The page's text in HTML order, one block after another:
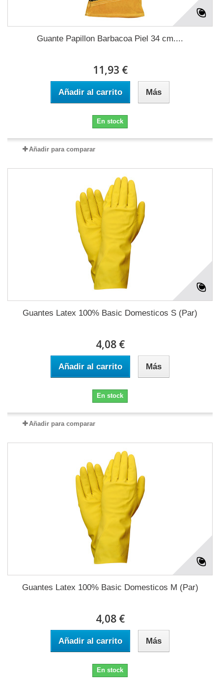
Guante Papillon Barbacoa Piel 34 cm....
11,93 €
Añadir al carrito Más
En stock
Añadir para comparar
Guantes Latex 100% Basic Domesticos S (Par)
4,08 €
Añadir al carrito Más
En stock
Añadir para comparar
Guantes Latex 100% Basic Domesticos M (Par)
4,08 €
Añadir al carrito Más
En stock